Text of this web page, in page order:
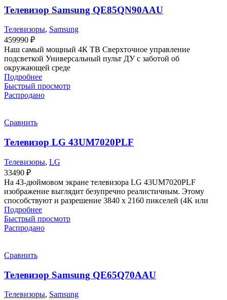
Телевизор Samsung QE85QN90AAU
Телевизоры, Samsung
459990 ₽
Наш самый мощный 4К ТВ Сверхточное управление
подсветкой Универсальный пульт ДУ с заботой об
окружающей среде
Подробнее
Быстрый просмотр
Распродано
Сравнить
Телевизор LG 43UM7020PLF
Телевизоры, LG
33490 ₽
На 43-дюймовом экране телевизора LG 43UM7020PLF
изображение выглядит безупречно реалистичным. Этому
способствуют и разрешение 3840 х 2160 пикселей (4K или
Подробнее
Быстрый просмотр
Распродано
Сравнить
Телевизор Samsung QE65Q70AAU
Телевизоры, Samsung